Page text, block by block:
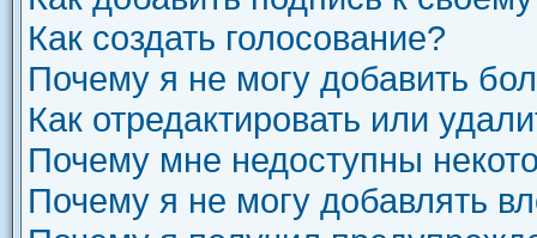
Как создать голосование?
Почему я не могу добавить
Как отредактировать или
Почему мне недоступны
Почему я не могу добавлять